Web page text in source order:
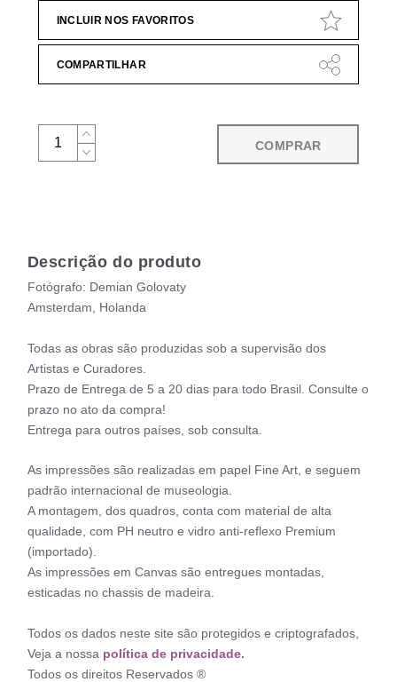
INCLUIR NOS FAVORITOS
COMPARTILHAR
COMPRAR
Descrição do produto
Fotógrafo: Demian Golovaty
Amsterdam, Holanda
Todas as obras são produzidas sob a supervisão dos
Artistas e Curadores.
Prazo de Entrega de 5 a 20 dias para todo Brasil. Consulte o
prazo no ato da compra!
Entrega para outros países, sob consulta.
As impressões são realizadas em papel Fine Art, e seguem
padrão internacional de museologia.
A montagem, dos quadros, conta com material de alta
qualidade, com PH neutro e vidro anti-reflexo Premium
(importado).
As impressões em Canvas são entregues montadas,
esticadas no chassis de madeira.
Todos os dados neste site são protegidos e criptografados,
Veja a nossa política de privacidade.
Todos os direitos Reservados ®